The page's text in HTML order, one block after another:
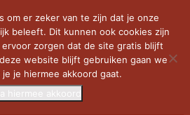
om er zeker van te zijn dat je onze
beleeft. Dit kunnen ook cookies zijn
zorgen dat de site gratis blijft
website blijft gebruiken gaan we
je hiermee akkoord gaat.
hiermee akkoord